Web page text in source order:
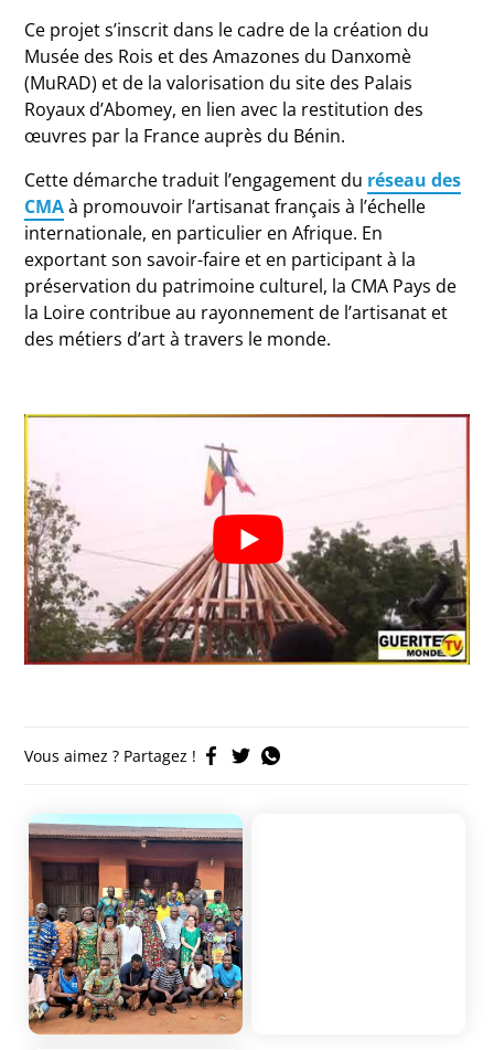
Ce projet s’inscrit dans le cadre de la création du
Musée des Rois et des Amazones du Danxomè
(MuRAD) et de la valorisation du site des Palais
Royaux d’Abomey, en lien avec la restitution des
œuvres par la France auprès du Bénin.
Cette démarche traduit l’engagement du réseau des
CMAà promouvoir l’artisanat français à l’échelle
internationale, en particulier en Afrique. En
exportant son savoir-faire et en participant à la
préservation du patrimoine culturel, la CMA Pays de
la Loire contribue au rayonnement de l’artisanat et
des métiers d’art à travers le monde.
Vous aimez ? Partagez !